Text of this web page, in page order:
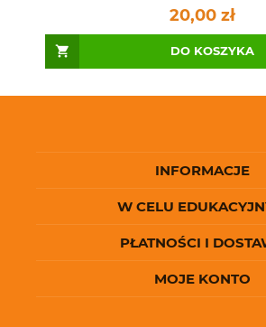
20,00 zł
DO KOSZYKA
INFORMACJE
W CELU
PŁATNOŚCI I
MOJE KONTO